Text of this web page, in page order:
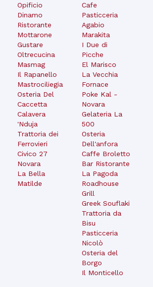
Opificio
Dinamo
Ristorante
Mottarone
Gustare
Oltrecucina
Masmag
Il Rapanello
Mastrociliegia
Osteria Del
Caccetta
Calavera
'Nduja
Trattoria dei
Ferrovieri
Civico 27
Novara
La Bella
Matilde
Cafe
Pasticceria
Agabio
Marakita
I Due di
Picche
El Marisco
La Vecchia
Fornace
Poke Kal -
Novara
Gelateria La
500
Osteria
Dell'anfora
Caffe Broletto
Bar Ristorante
La Pagoda
Roadhouse
Grill
Greek Souflaki
Trattoria da
Bisu
Pasticceria
Nicolò
Osteria del
Borgo
Il Monticello